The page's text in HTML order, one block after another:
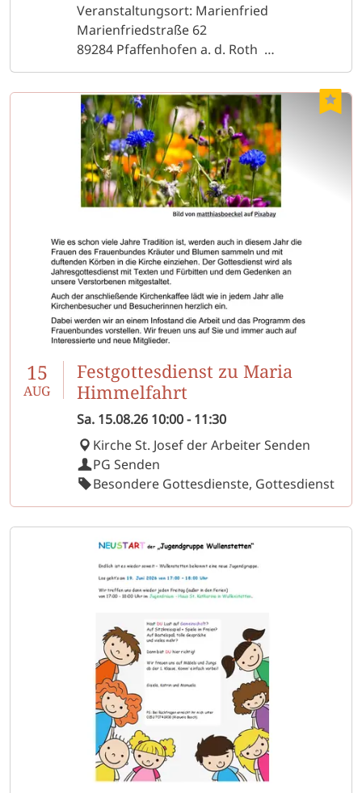
Veranstaltungsort: Marienfried
Marienfriedstraße 62
Anmeldungfür junge Leute 14 - 35 Jahre
15
AUG
Festgottesdienst zu Maria
Himmelfahrt
Sa. 15.08.26 10:00- 11:30
Kirche St. Josef der Arbeiter Senden
PG Senden
Besondere Gottesdienste, Gottesdienst